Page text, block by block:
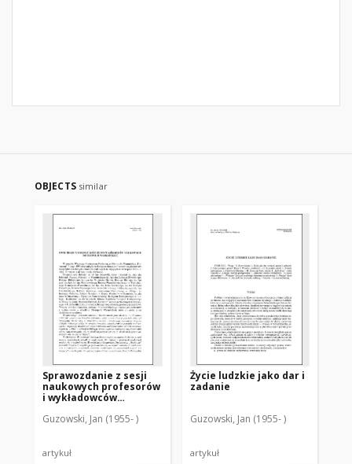
OBJECTS similar
Sprawozdanie z sesji
naukowych profesorów
i wykładowców
Duchownego Metropolii
Olsztynie za lata 1989-
Guzowski, Jan (1955- )
artykuł
Życie ludzkie jako dar i
zadanie
Guzowski, Jan (1955- )
artykuł